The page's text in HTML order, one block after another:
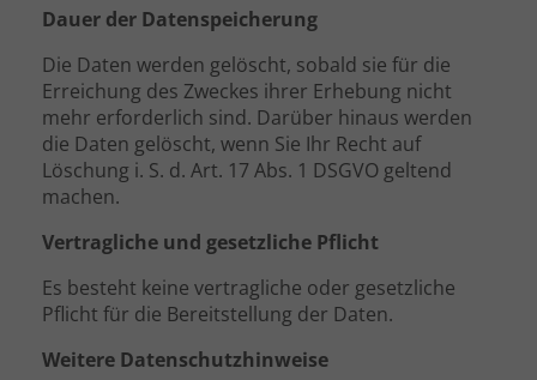
Dauer der Datenspeicherung
Die Daten werden gelöscht, sobald sie für die
Erreichung des Zweckes ihrer Erhebung nicht
mehr erforderlich sind. Darüber hinaus werden
die Daten gelöscht, wenn Sie Ihr Recht auf
Löschung i. S. d. Art. 17 Abs. 1 DSGVO geltend
machen.
Vertragliche und gesetzliche Pflicht
Es besteht keine vertragliche oder gesetzliche
Pflicht für die Bereitstellung der Daten.
Weitere Datenschutzhinweise